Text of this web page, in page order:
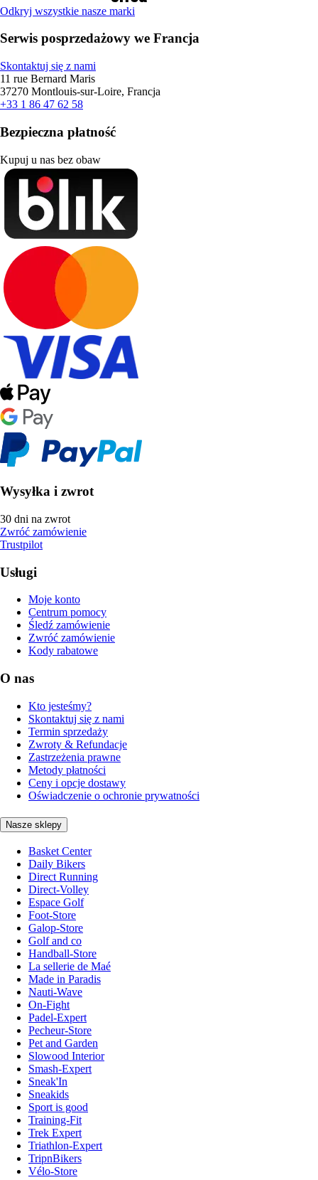
Odkryj wszystkie nasze marki
Serwis posprzedażowy we Francja
Skontaktuj się z nami
11 rue Bernard Maris
37270 Montlouis-sur-Loire, Francja
+33 1 86 47 62 58
Bezpieczna płatność
Kupuj u nas bez obaw
Wysyłka i zwrot
30 dni na zwrot
Zwróć zamówienie
Trustpilot
Usługi
Moje konto
Centrum pomocy
Śledź zamówienie
Zwróć zamówienie
Kody rabatowe
O nas
Kto jesteśmy?
Skontaktuj się z nami
Termin sprzedaży
Zwroty & Refundacje
Zastrzeżenia prawne
Metody płatności
Ceny i opcje dostawy
Oświadczenie o ochronie prywatności
Nasze sklepy
Basket Center
Daily Bikers
Direct Running
Direct-Volley
Espace Golf
Foot-Store
Galop-Store
Golf and co
Handball-Store
La sellerie de Maé
Made in Paradis
Nauti-Wave
On-Fight
Padel-Expert
Pecheur-Store
Pet and Garden
Slowood Interior
Smash-Expert
Sneak'In
Sneakids
Sport is good
Training-Fit
Trek Expert
Triathlon-Expert
TripnBikers
Vélo-Store